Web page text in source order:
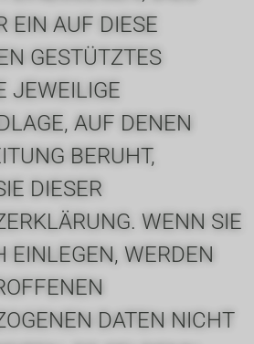
EIN AUF DIESE
GESTÜTZTES
JEWEILIGE
AUF DENEN
BERUHT,
DIESER
WENN SIE
EINLEGEN, WERDEN
DATEN NICHT